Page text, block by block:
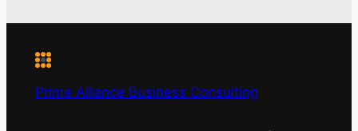
Prime Alliance Business Consulting